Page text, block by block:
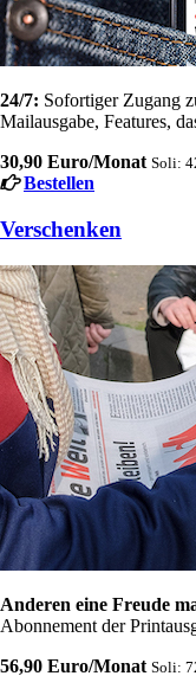
24/7: Sofortiger Zugang
Mailausgabe, Features,
30,90 Euro/Monat Soli:
Bestellen
Verschenken
Anderen eine Freude
Abonnement der
56,90 Euro/Monat Soli: